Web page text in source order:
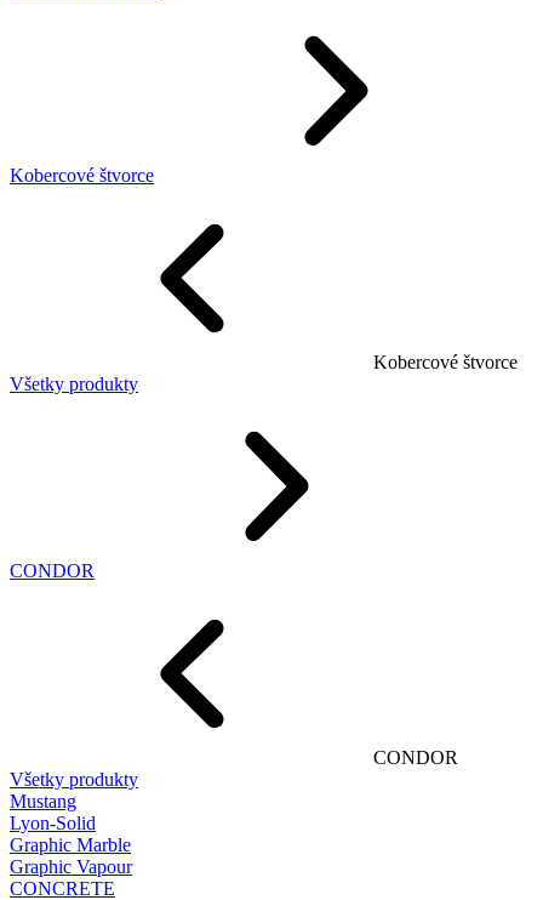
Kobercové štvorce
Kobercové štvorce
Všetky produkty
CONDOR
CONDOR
Všetky produkty
Mustang
Lyon-Solid
Graphic Marble
Graphic Vapour
CONCRETE